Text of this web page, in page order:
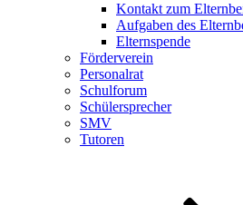
Kontakt zum
Aufgaben des
Elternspende
Förderverein
Personalrat
Schulforum
Schülersprecher
SMV
Tutoren